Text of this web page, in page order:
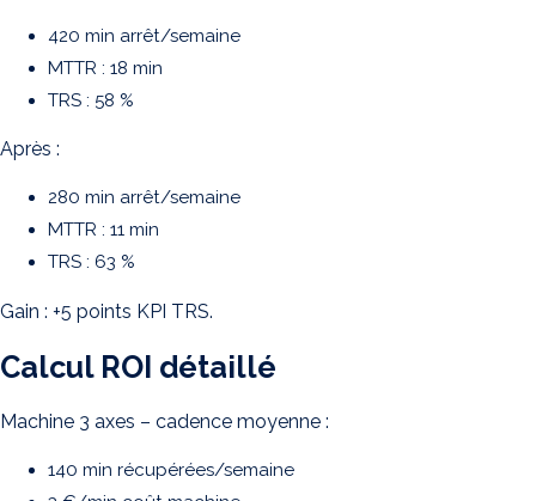
420 min arrêt/semaine
MTTR : 18 min
TRS : 58 %
Après :
280 min arrêt/semaine
MTTR : 11 min
TRS : 63 %
Gain : +5 points KPI TRS.
Calcul ROI détaillé
Machine 3 axes – cadence moyenne :
140 min récupérées/semaine